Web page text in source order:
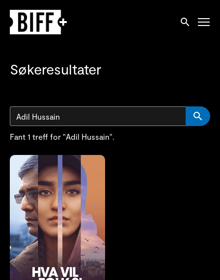
Tilgjengelighetslenker
Søk
Søkeresultater
Fant 1 treff for "Adil Hussain".